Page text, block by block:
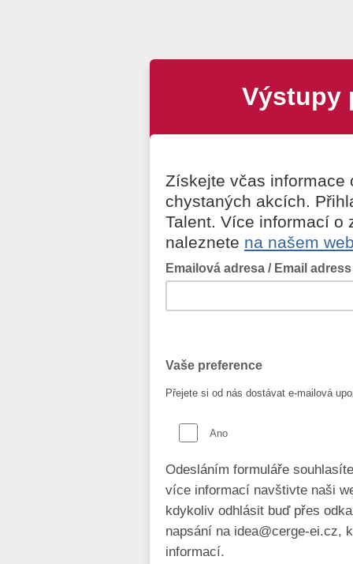
Výstupy
Získejte včas informace
chystaných akcích.
Talent. Více informací o
naleznete na našem
Emailová adresa / Email adress
Vaše preference
Přejete si od nás dostávat e-mailová
Ano
Odesláním formuláře
více informací navštivte naši
kdykoliv odhlásit buď přes
napsání na idea@cerge-ei.cz,
informací.